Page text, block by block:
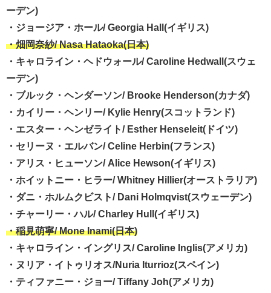
ーデン)
・ジョージア・ホール/ Georgia Hall(イギリス)
・畑岡奈紗/ Nasa Hataoka(日本)
・キャロライン・ヘドウォール/ Caroline Hedwall(スウェ
ーデン)
・ブルック・ヘンダーソン/ Brooke Henderson(カナダ)
・カイリー・ヘンリー/ Kylie Henry(スコットランド)
・エスター・ヘンゼライト/ Esther Henseleit(ドイツ)
・セリーヌ・エルバン/ Celine Herbin(フランス)
・アリス・ヒューソン/ Alice Hewson(イギリス)
・ホイットニー・ヒラー/ Whitney Hillier(オーストラリア)
・ダニ・ホルムクビスト/ Dani Holmqvist(スウェーデン)
・チャーリー・ハル/ Charley Hull(イギリス)
・稲見萌寧/ Mone Inami(日本)
・キャロライン・イングリス/ Caroline Inglis(アメリカ)
・ヌリア・イトゥリオス/Nuria Iturrioz(スペイン)
・ティファニー・ジョー/ Tiffany Joh(アメリカ)